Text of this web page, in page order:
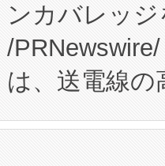
Fully-
プログラムに
に関する技
構造化トレ
上げおよび
ーエネルギ
た。 Voltaiq
定、統合、
安全性を追跡
増加してい
ンカバレッ
/
は、送電線の
や穀物倉庫に
リューショ